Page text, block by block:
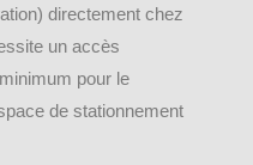
directement chez
un accès
pour le
de stationnement